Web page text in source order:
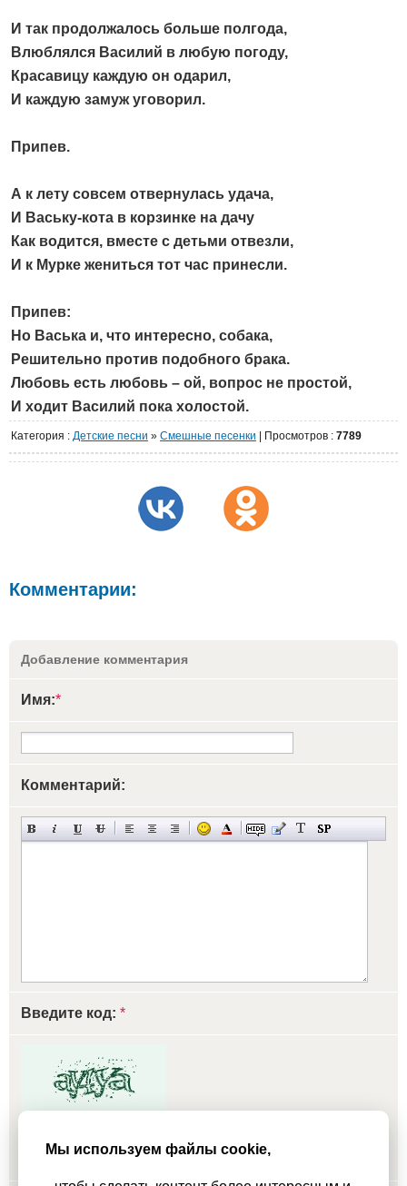
И так продолжалось больше полгода,
Влюблялся Василий в любую погоду,
Красавицу каждую он одарил,
И каждую замуж уговорил.
Припев.
А к лету совсем отвернулась удача,
И Ваську-кота в корзинке на дачу
Как водится, вместе с детьми отвезли,
И к Мурке жениться тот час принесли.
Припев:
Но Васька и, что интересно, собака,
Решительно против подобного брака.
Любовь есть любовь – ой, вопрос не простой,
И ходит Василий пока холостой.
Категория : Детские песни » Cмешные песенки Просмотров : 7789
Комментарии:
Добавление комментария
Имя:*
Комментарий:
Введите код: *
Мы используем файлы cookie,